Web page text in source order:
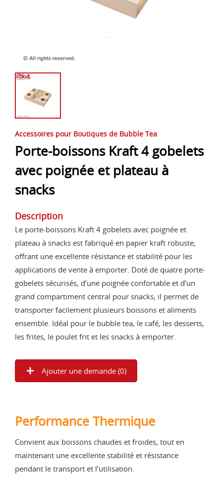
Accessoires pour Boutiques de Bubble Tea
Porte-boissons Kraft 4 gobelets
avec poignée et plateau à
snacks
Description
Le porte-boissons Kraft 4 gobelets avec poignée et
plateau à snacks est fabriqué en papier kraft robuste,
offrant une excellente résistance et stabilité pour les
applications de vente à emporter. Doté de quatre porte-
gobelets sécurisés, d’une poignée confortable et d’un
grand compartiment central pour snacks, il permet de
transporter facilement plusieurs boissons et aliments
ensemble. Idéal pour le bubble tea, le café, les desserts,
les frites, le poulet frit et les snacks à emporter.
Ajouter une demande (0)
Performance Thermique
Convient aux boissons chaudes et froides, tout en
maintenant une excellente stabilité et résistance
pendant le transport et l’utilisation.